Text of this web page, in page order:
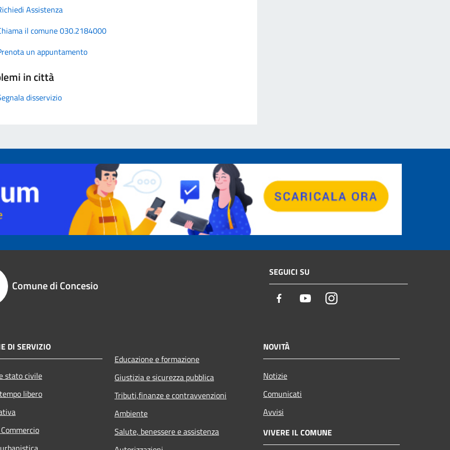
Assistenza
il comune 030.2184000
un appuntamento
in città
disservizio
Comune di Concesio
SEGUICI SU
Facebook YoutubeInstagram
DI SERVIZIO
stato civile
libero
Educazione e formazione
Giustizia e sicurezza pubblica
Tributi,finanze e contravvenzioni
Ambiente
Salute, benessere e assistenza
NOVITÀ
Notizie
Comunicati
Avvisi
VIVERE IL COMUNE